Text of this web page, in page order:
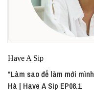
Have A Sip
"Làm sao để làm mới
Hà | Have A Sip EP08.1